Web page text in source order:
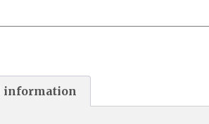
information